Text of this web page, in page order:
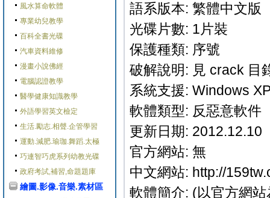
風水算命軟體
專業幼兒教學
百科全書光碟
汽車資料維修
漫畫小說佛經
電腦認證教學
醫學健康知識教學
外語學習英文檢定
生活.勵志.相聲.企管學習
運動.減肥.瑜珈.舞蹈.太極
巧連智巧虎系列幼教光碟
政府考試,補習,命題題庫
繪圖.影像.音樂.素材區
語系版本: 繁體中文版
光碟片數: 1片裝
保護種類: 序號
破解說明: 見 crack 目
系統支援: Windows
軟體類型: 反惡意軟件
更新日期: 2012.12.10
官方網站: 無
中文網站: http://
軟體簡介: (以官方網站